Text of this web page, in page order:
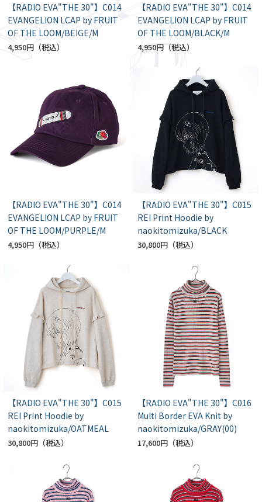
【RADIO EVA"THE 30"】C014
EVANGELION LCAP by FRUIT
OF THE LOOM/BEIGE/M
4,950円
【RADIO EVA"THE 30"】C014
EVANGELION LCAP by FRUIT
OF THE LOOM/BLACK/M
4,950円
【RADIO EVA"THE 30"】C014
EVANGELION LCAP by FRUIT
OF THE LOOM/PURPLE/M
4,950円
【RADIO EVA"THE 30"】C015
REI Print Hoodie by
naokitomizuka/BLACK
30,800円
【RADIO EVA"THE 30"】C015
REI Print Hoodie by
naokitomizuka/OATMEAL
30,800円
【RADIO EVA"THE 30"】C016
Multi Border EVA Knit by
naokitomizuka/GRAY(00)
17,600円